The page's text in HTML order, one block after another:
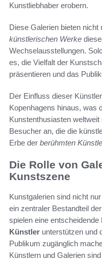
Kunstliebhaber erobern.
Diese Galerien bieten
künstlerischen Werke
Wechselausstellungen.
es, die Vielfalt der
präsentieren und das
Der Einfluss dieser
Kopenhagens hinaus, was
Kunstenthusiasten
Besucher an, die die
Erbe der berühmten
Die Rolle von
Kunstszene
Kunstgalerien sind nicht
ein zentraler Bestandteil
spielen eine entscheidende
Künstler unterstützen und
Publikum zugänglich
Künstlern und Galerien